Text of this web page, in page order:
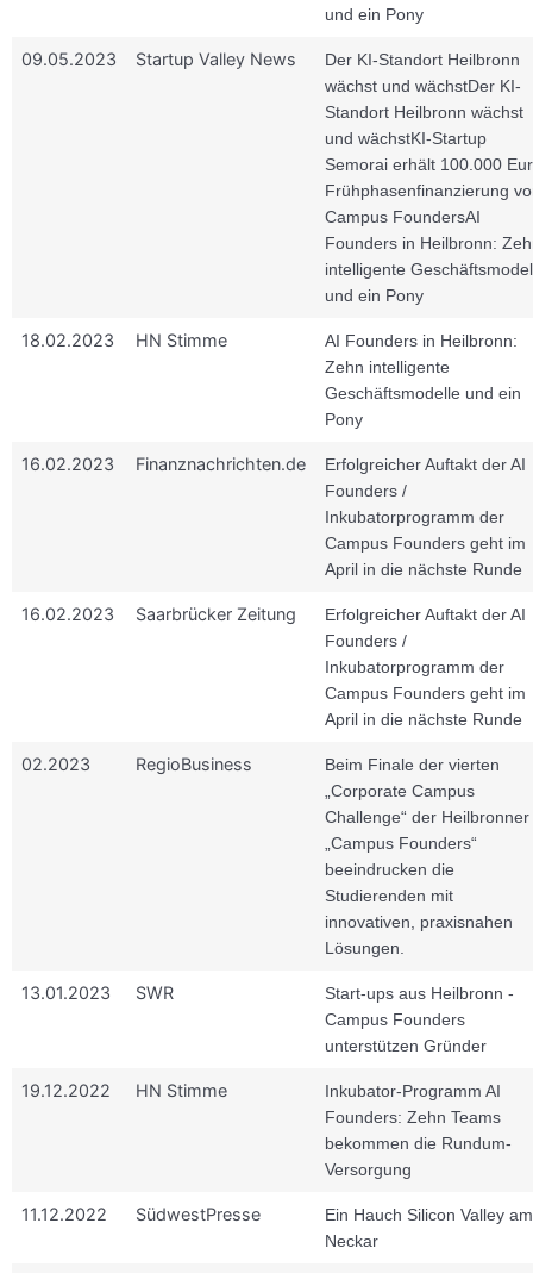
und ein Pony
09.05.2023 Startup Valley News
Der KI-Standort Heilbronn
wächst und wächstDer KI-
Standort Heilbronn wächst
und wächstKI-Startup
Semorai erhält 100.000
Frühphasenfinanzierung
Campus FoundersAI
Founders in Heilbronn:
intelligente
und ein Pony
18.02.2023 HN Stimme
AI Founders in Heilbronn:
Zehn intelligente
Geschäftsmodelle und ein
Pony
16.02.2023 Finanznachrichten.de
Erfolgreicher Auftakt der AI
Founders /
Inkubatorprogramm der
Campus Founders geht im
April in die nächste Runde
16.02.2023 Saarbrücker Zeitung
Erfolgreicher Auftakt der AI
Founders /
Inkubatorprogramm der
Campus Founders geht im
April in die nächste Runde
02.2023 RegioBusiness
Beim Finale der vierten
„Corporate Campus
Challenge“ der Heilbronner
„Campus Founders“
beeindrucken die
Studierenden mit
innovativen, praxisnahen
Lösungen.
13.01.2023 SWR
Start-ups aus Heilbronn -
Campus Founders
unterstützen Gründer
19.12.2022 HN Stimme
Inkubator-Programm AI
Founders: Zehn Teams
bekommen die Rundum-
Versorgung
11.12.2022 SüdwestPresse
Ein Hauch Silicon Valley am
Neckar